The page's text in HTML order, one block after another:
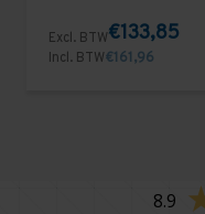
Excl. BTW€133,85
Incl. BTW€161,96
8.9